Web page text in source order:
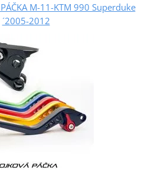
M-11-KTM 990 Superduke
´2005-2012